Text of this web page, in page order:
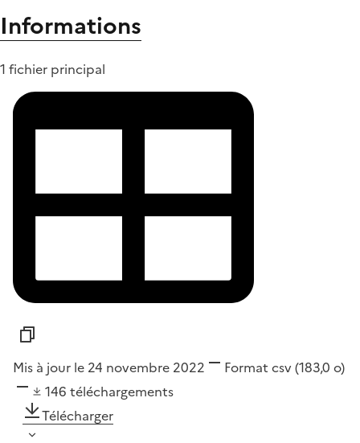
Informations
1 fichier principal
Mis à jour le 24 novembre 2022 Format csv(183,0 o)
146 téléchargements
Télécharger